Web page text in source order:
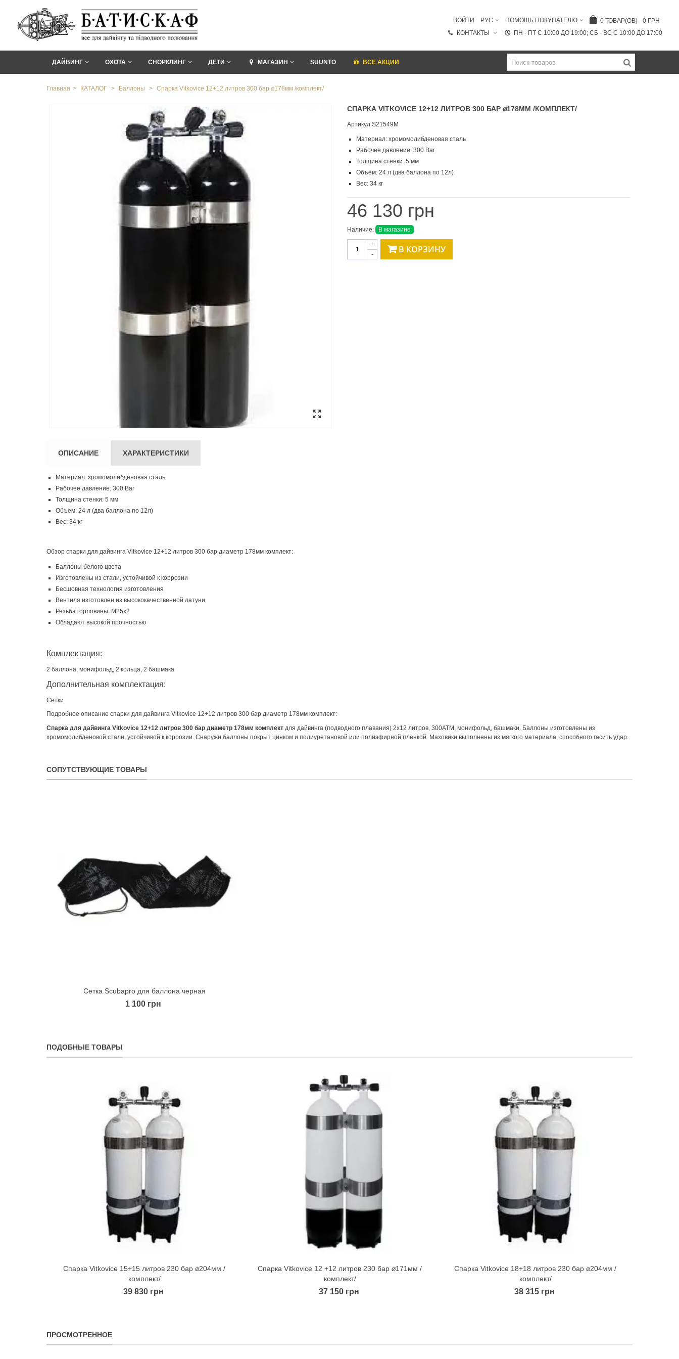
0 ТОВАР(ОВ) - 0 ГРН
ПОМОЩЬ ПОКУПАТЕЛЮ
РУС
ВОЙТИ
ПН - ПТ C 10:00 ДО 19:00; СБ - ВС С 10:00 ДО 17:00
КОНТАКТЫ
ДАЙВИНГ ОХОТА СНОРКЛИНГ ДЕТИ МАГАЗИН SUUNTO ВСЕ АКЦИИ
Главная > КАТАЛОГ > Баллоны > Спарка Vitkovice 12+12 литров 300 бар ⌀178мм /комплект/
СПАРКА VITKOVICE 12+12 ЛИТРОВ 300 БАР ⌀178ММ /КОМПЛЕКТ/
Артикул S21549M
Материал: хромомолибденовая сталь
Рабочее давление: 300 Bar
Толщина стенки: 5 мм
Объём: 24 л (два баллона по 12л)
Вес: 34 кг
46 130 грн
Наличие: В магазине
-
+ В КОРЗИНУ
ОПИСАНИЕ ХАРАКТЕРИСТИКИ
Материал: хромомолибденовая сталь
Рабочее давление: 300 Bar
Толщина стенки: 5 мм
Объём: 24 л (два баллона по 12л)
Вес: 34 кг
Обзор спарки для дайвинга Vitkovice 12+12 литров 300 бар диаметр 178мм комплект:
Баллоны белого цвета
Изготовлены из стали, устойчивой к коррозии
Бесшовная технология изготовления
Вентиля изготовлен из высококачественной латуни
Резьба горловины: М25х2
Обладают высокой прочностью
Комплектация:
2 баллона, монифольд, 2 кольца, 2 башмака
Дополнительная комплектация:
Сетки
Подробное описание спарки для дайвинга Vitkovice 12+12 литров 300 бар диаметр 178мм комплект:
Спарка для дайвинга Vitkovice 12+12 литров 300 бар диаметр 178мм комплект для дайвинга (подводного плавания) 2х12 литров, 300АТМ, монифольд, башмаки. Баллоны изготовлены из
хромомолибденовой стали, устойчивой к коррозии. Снаружи баллоны покрыт цинком и полиуретановой или полиэфирной плёнкой. Маховики выполнены из мягкого материала, способного гасить удар.
СОПУТСТВУЮЩИЕ ТОВАРЫ
Quick view
Сетка Scubapro для баллона черная
1 100 грн
ПОДОБНЫЕ ТОВАРЫ
Quick view
Спарка Vitkovice 15+15 литров 230 бар ⌀204мм /
комплект/
39 830 грн
Quick view
Спарка Vitkovice 12 +12 литров 230 бар ⌀171мм /
комплект/
37 150 грн
Quick view
Спарка Vitkovice 18+18 литров 230 бар ⌀204мм /
комплект/
38 315 грн
ПРОСМОТРЕННОЕ